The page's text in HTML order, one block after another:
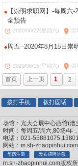
【崇明求职网】-每周六
全预告
2020/08/22(星期六) 崇
周五--2020年8月15日崇
2020/08/15(星期六) 崇
首页 上一页 1 2
拨打手机 拨打固话
场馆：光大会展中心西馆(漕
时间：每周五/周六,80场/年
电话：021-
网站：m.sh-
简历注册 发布招聘信息
m.sh-zhaopinhui.com版权